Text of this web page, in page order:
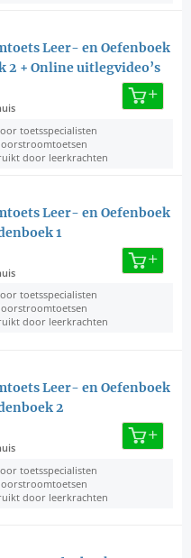
Leer- en Oefenboek
2 + Online uitlegvideo’s
toetsspecialisten
door leerkrachten
Leer- en Oefenboek
1
toetsspecialisten
door leerkrachten
Leer- en Oefenboek
2
toetsspecialisten
door leerkrachten